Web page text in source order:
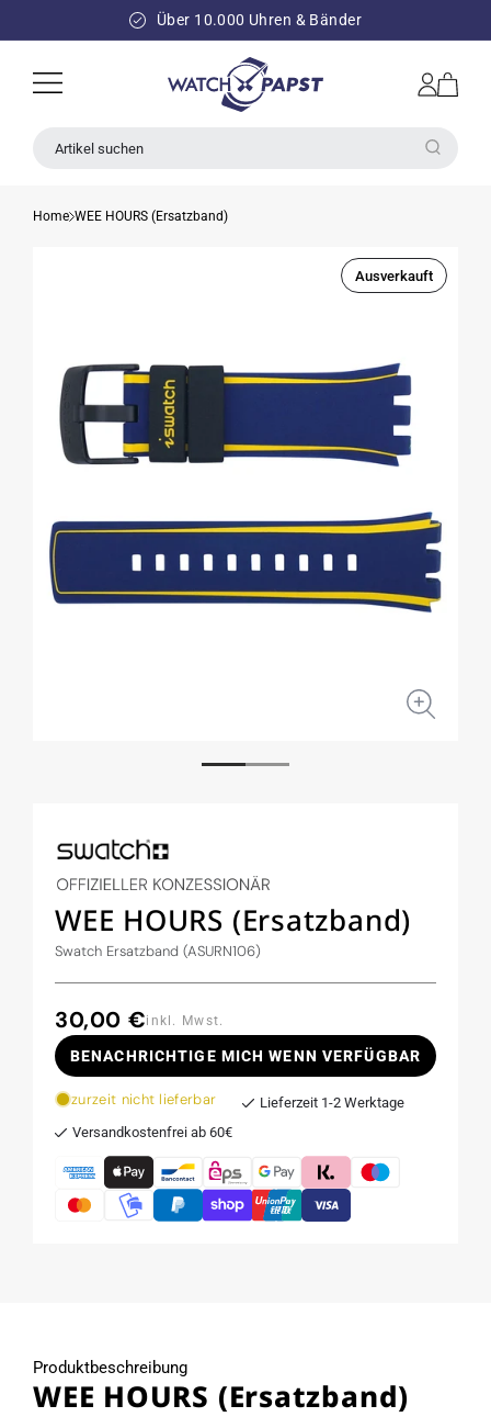
INHALT
Über 10.000 Uhren & Bänder
Einloggen
Warenkorb
Artikel suchen
Home WEE HOURS (Ersatzband)
Ausverkauft
WEE HOURS (Ersatzband)
Swatch Ersatzband (ASURN106)
Normaler
Preis
30,00 €inkl. Mwst.
BENACHRICHTIGE MICH WENN VERFÜGBAR
zurzeit nicht lieferbar
Lieferzeit 1-2 Werktage
Versandkostenfrei ab 60€
Produktbeschreibung
WEE HOURS (Ersatzband)